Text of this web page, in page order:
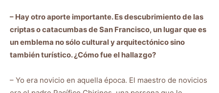
– Hay otro aporte importante. Es descubrimiento de las
criptas o catacumbas de San Francisco, un lugar que es
un emblema no sólo cultural y arquitectónico sino
también turístico. ¿Cómo fue el hallazgo?
– Yo era novicio en aquella época. El maestro de novicios